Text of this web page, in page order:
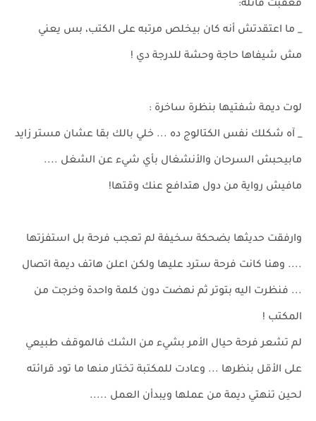
فعقبت قائلة:
_ ما اعتقدتش أنه كان بيخلص مرتبه على الكتب، بس يعني
مش شيفاها حاجة وحشة للدرجة دي !
لوت ديمة شفتيها بنظرة ساخرة :
_ آه شكلك نفس الكتالوج ده ... خلي بالك بقا عشان مستر زايد
مابيحبش السرحان والأنشغال بأي شيء عن الشغل ....
مافيش رواية من دول هتدافع عنك وقتها!
وارفقت حديثها بضحكة سخيفة لم تعجب فرحة بل استفزتها
.... وهنا كانت فرحة سترد عليها ولكن اعلن هاتف ديمة اتصال
... فنظرت اليه بتوتر ثم نهضت دون كلمة واحدة وخرجت من
المكتب !
لم تشعر فرحة حيال الأمر بشيء من الشك فالموقف طبيعي
على الأقل بنظرها ... وعادت للمكتبة تختار منها ما تود قرائته
لحين تنهتي ديمة من عملها ويبدأن العمل .....